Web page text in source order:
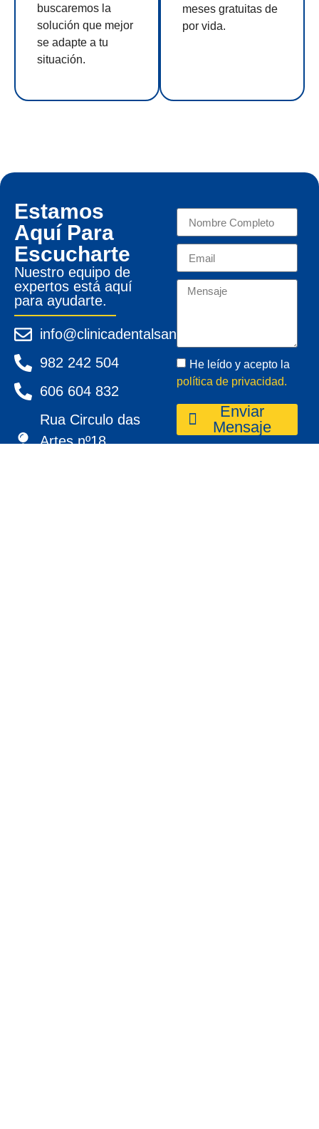
buscaremos la
solución que mejor
se adapte a tu
situación.
meses gratuitas de
por vida.
Estamos
Aquí Para
Escucharte
Nuestro equipo de
expertos está aquí
para ayudarte.
info@clinicadentalsanpedro.com
982 242 504
606 604 832
Rua Circulo das
Artes nº18,
He leído y acepto la
política de privacidad.
Enviar
Mensaje